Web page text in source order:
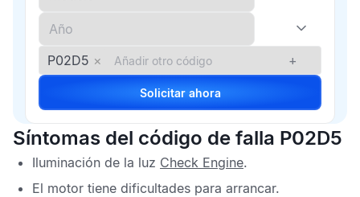
P02D5 × +
Solicitar ahora
Síntomas del código de falla P02D5
Iluminación de la luz Check Engine.
El motor tiene dificultades para arrancar.